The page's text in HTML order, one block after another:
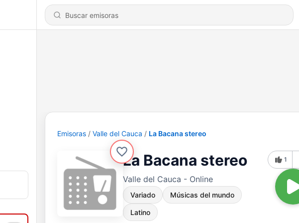
Emisoras Valle del Cauca La Bacana stereo
La Bacana stereo
Valle del Cauca - Online
Variado Músicas del mundo
Latino
1